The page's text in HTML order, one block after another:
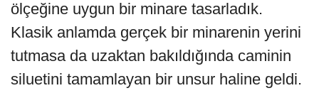
ölçeğine uygun bir minare tasarladık.
Klasik anlamda gerçek bir minarenin yerini
tutmasa da uzaktan bakıldığında caminin
siluetini tamamlayan bir unsur haline geldi.